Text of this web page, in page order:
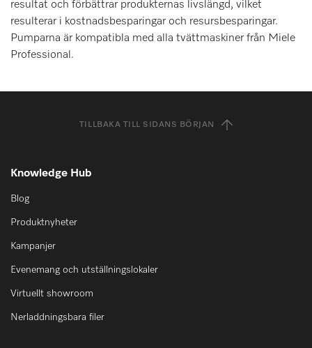
resultat och förbättrar produkternas livslängd, vilket
resulterar i kostnadsbesparingar och resursbesparingar.
Pumparna är kompatibla med alla tvättmaskiner från Miele
Professional.
TILLBAKA TILL SIDANS BÖRJAN
Knowledge Hub
Blog
Produktnyheter
Kampanjer
Evenemang och utställningslokaler
Virtuellt showroom
Nerladdningsbara filer